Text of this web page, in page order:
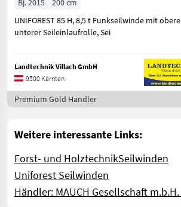
Bj. 2015
200 cm
UNIFOREST 85 H, 8,5 t Funkseilwinde mit
unterer Seileinlaufrolle, Sei
Landtechnik Villach GmbH
9500 Kärnten
Premium Gold Händler
Weitere interessante Links:
Forst- und HolztechnikSeilwinden
Uniforest Seilwinden
Händler: MAUCH Gesellschaft m.b.H.